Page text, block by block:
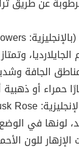
(بالإنجليزية:
الجافة
حمراء أو ذهبية
لونها في
للون